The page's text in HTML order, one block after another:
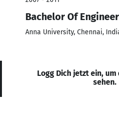
Bachelor Of
Anna University, Chennai,
Logg Dich jetzt ein,
sehen.